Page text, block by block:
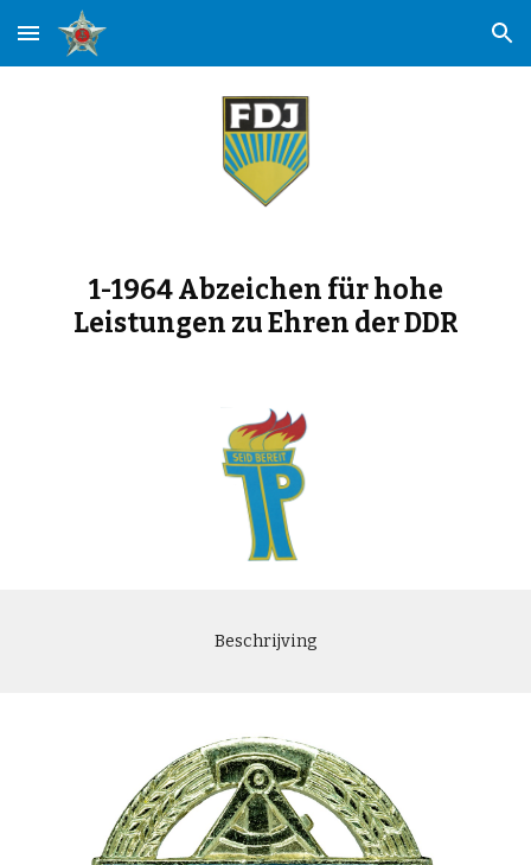
Skip to main content Skip to navigation
1-1964 Abzeichen für hohe
Leistungen zu Ehren der DDR
Beschrijving